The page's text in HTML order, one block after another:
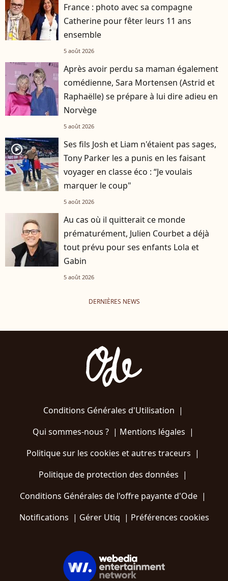
France : photo avec sa compagne
Catherine pour fêter leurs 11 ans
ensemble
5 août 2026
Après avoir perdu sa maman également
comédienne, Sara Mortensen (Astrid et
Raphaëlle) se prépare à lui dire adieu en
Norvège
5 août 2026
player2
Ses fils Josh et Liam n'étaient pas sages,
Tony Parker les a punis en les faisant
voyager en classe éco : “Je voulais
marquer le coup"
5 août 2026
Au cas où il quitterait ce monde
prématurément, Julien Courbet a déjà
tout prévu pour ses enfants Lola et
Gabin
5 août 2026
DERNIÈRES NEWS
Conditions Générales d'Utilisation |
Qui sommes-nous ?| Mentions légales |
Politique sur les cookies et autres traceurs |
Politique de protection des données |
Conditions Générales de l'offre payante d'Ode |
Notifications | Gérer Utiq | Préférences cookies